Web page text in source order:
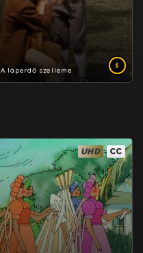
6
A láperdő szelleme
UHD CC